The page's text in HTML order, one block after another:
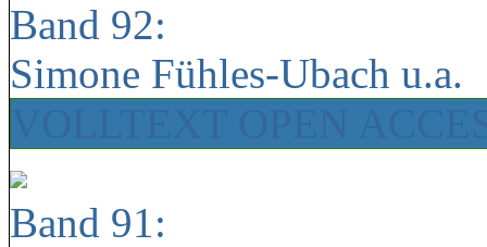
Band 92:
Simone Fühles-Ubach u.a.
Band 91: